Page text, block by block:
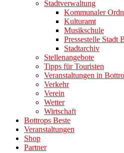
Stadtverwaltung
Kommunaler
Kulturamt
Musikschule
Pressestelle Stadt
Stadtarchiv
Stellenangebote
Tipps für Touristen
Veranstaltungen in
Verkehr
Verein
Wetter
Wirtschaft
Bottrops Beste
Veranstaltungen
Shop
Partner